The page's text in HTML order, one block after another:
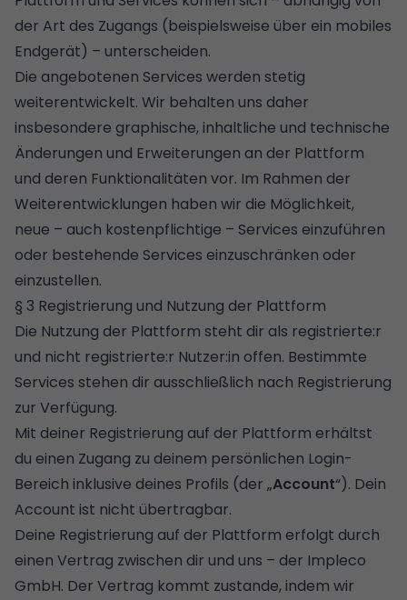
der Art des Zugangs (beispielsweise über ein mobiles
Endgerät) – unterscheiden.
Die angebotenen Services werden stetig
weiterentwickelt. Wir behalten uns daher
insbesondere graphische, inhaltliche und technische
Änderungen und Erweiterungen an der Plattform
und deren Funktionalitäten vor. Im Rahmen der
Weiterentwicklungen haben wir die Möglichkeit,
neue – auch kostenpflichtige – Services einzuführen
oder bestehende Services einzuschränken oder
einzustellen.
§ 3 Registrierung und Nutzung der Plattform
Die Nutzung der Plattform steht dir als registrierte:r
und nicht registrierte:r Nutzer:in offen. Bestimmte
Services stehen dir ausschließlich nach Registrierung
zur Verfügung.
Mit deiner Registrierung auf der Plattform erhältst
du einen Zugang zu deinem persönlichen Login-
Bereich inklusive deines Profils (der „Account“). Dein
Account ist nicht übertragbar.
Deine Registrierung auf der Plattform erfolgt durch
einen Vertrag zwischen dir und uns – der Impleco
GmbH. Der Vertrag kommt zustande, indem wir